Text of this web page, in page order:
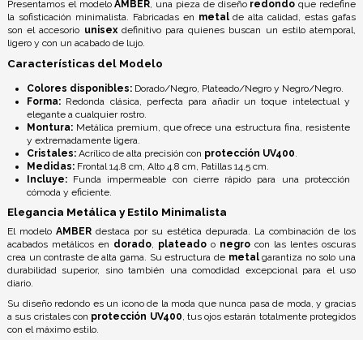
Presentamos el modeloAMBER , una pieza de diseño redondo que redefine
la sofisticación minimalista. Fabricadas en metalde alta calidad, estas gafas
son el accesorio unisexdefinitivo para quienes buscan un estilo atemporal,
ligero y con un acabado de lujo.
Características del Modelo
Colores disponibles: Dorado/Negro, Plateado/Negro y Negro/Negro.
Forma: Redonda clásica, perfecta para añadir un toque intelectual y
elegante a cualquier rostro.
Montura: Metálica premium, que ofrece una estructura fina, resistente
y extremadamente ligera.
Cristales: Acrílico de alta precisión con protección UV400.
Medidas: Frontal 14.8 cm, Alto 4.8 cm, Patillas 14.5 cm.
Incluye: Funda impermeable con cierre rápido para una protección
cómoda y eficiente.
Elegancia Metálica y Estilo Minimalista
El modelo AMBER destaca por su estética depurada. La combinación de los
acabados metálicos en dorado plateado o negro con las lentes oscuras
crea un contraste de alta gama. Su estructura de metalgarantiza no solo una
durabilidad superior, sino también una comodidad excepcional para el uso
diario.
Su diseño redondo es un icono de la moda que nunca pasa de moda, y gracias
a sus cristales con protección UV400, tus ojos estarán totalmente protegidos
con el máximo estilo.